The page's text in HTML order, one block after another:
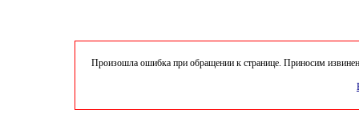
Произошла ошибка при обращении к странице. Приносим